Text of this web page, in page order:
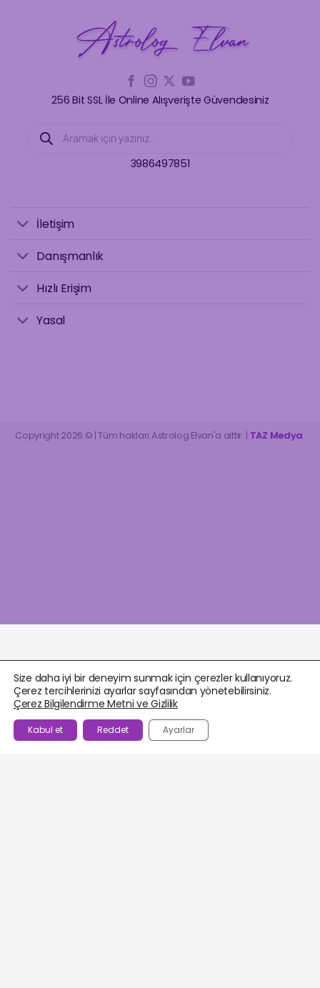
256 Bit SSL İle Online Alışverişte Güvendesiniz
search
3986497851
İletişim
Danışmanlık
Hızlı Erişim
Yasal
Copyright 2026 © | Tüm hakları Astrolog Elvan'a aittir. | TAZ Medya.
Size daha iyi bir deneyim sunmak için çerezler kullanıyoruz.
Çerez tercihlerinizi ayarlar sayfasından yönetebilirsiniz.
Çerez Bilgilendirme Metni ve Gizlilik
Kabul et Reddet Ayarlar
BEĞENILENLER AJANDA HESABIM